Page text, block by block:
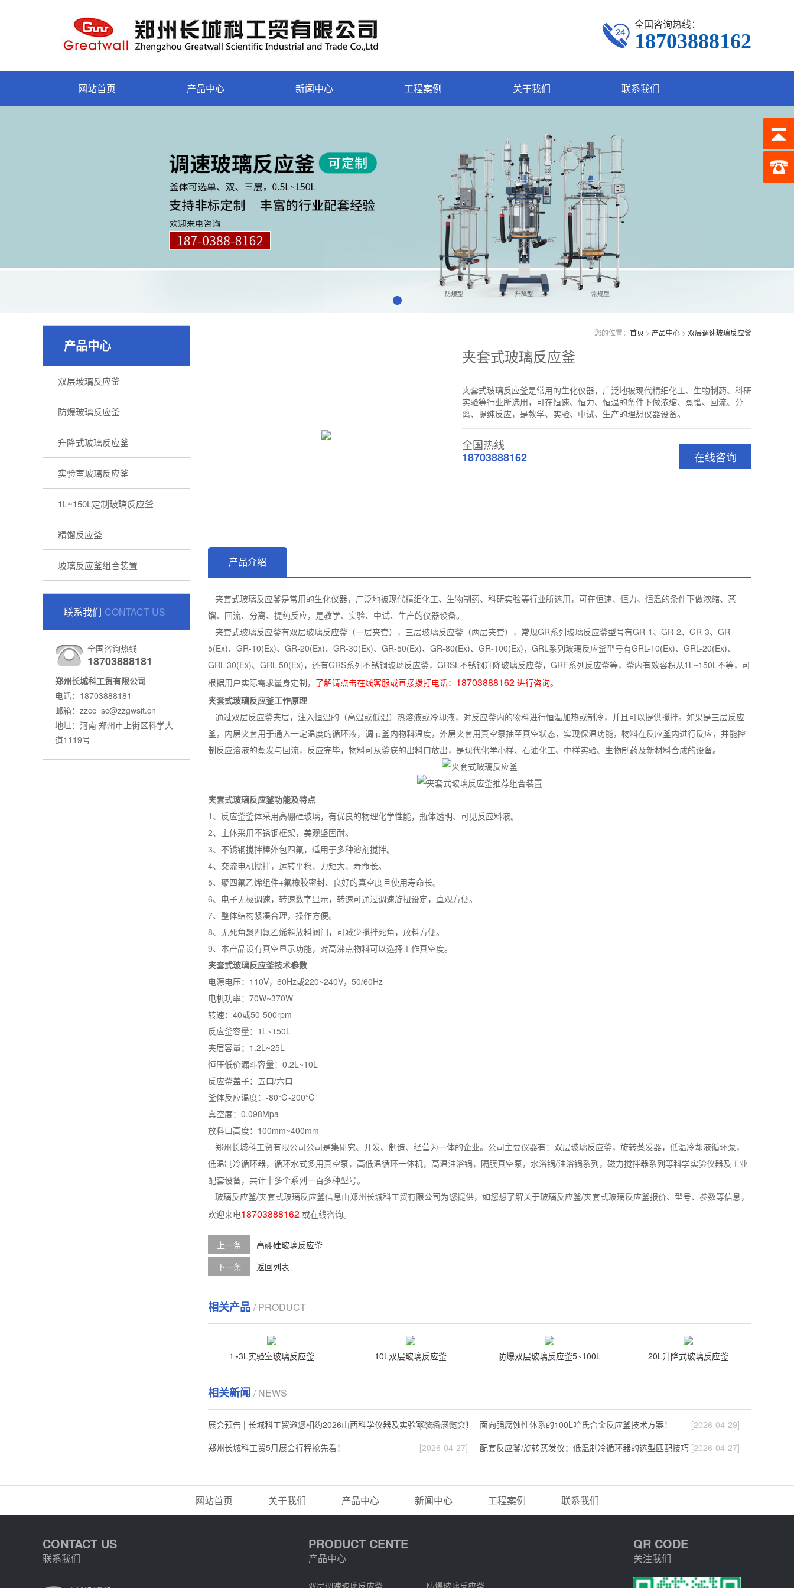
全国咨询热线：
18703888162
网站首页 产品中心 新闻中心 工程案例 关于我们 联系我们
产品中心
双层玻璃反应釜
防爆玻璃反应釜
升降式玻璃反应釜
实验室玻璃反应釜
1L~150L定制玻璃反应釜
精馏反应釜
玻璃反应釜组合装置
联系我们 CONTACT US
全国咨询热线
18703888181
郑州长城科工贸有限公司
电话：18703888181
邮箱：zzcc_sc@zzgwsit.cn
地址：河南 郑州市上街区科学大
道1119号
您的位置：首页>产品中心>双层调速玻璃反应釜
夹套式玻璃反应釜
夹套式玻璃反应釜是常用的生化仪器，广泛地被现代精细化工、生物制药、科研
实验等行业所选用，可在恒速、恒力、恒温的条件下做浓缩、蒸馏、回流、分
离、提纯反应，是教学、实验、中试、生产的理想仪器设备。
在线咨询
全国热线
18703888162
产品介绍
夹套式玻璃反应釜是常用的生化仪器，广泛地被现代精细化工、生物制药、科研实验等行业所选用，可在恒速、恒力、恒温的条件下做浓缩、蒸
馏、回流、分离、提纯反应，是教学、实验、中试、生产的仪器设备。
夹套式玻璃反应釜有双层玻璃反应釜（一层夹套），三层玻璃反应釜（两层夹套），常规GR系列玻璃反应釜型号有GR-1、GR-2、GR-3、GR-
5(Ex)、GR-10(Ex)、GR-20(Ex)、GR-30(Ex)、GR-50(Ex)、GR-80(Ex)、GR-100(Ex)，GRL系列玻璃反应釜型号有GRL-10(Ex)、GRL-20(Ex)、
GRL-30(Ex)、GRL-50(Ex)，还有GRS系列不锈钢玻璃反应釜，GRSL不锈钢升降玻璃反应釜，GRF系列反应釜等，釜内有效容积从1L~150L不等，可
根据用户实际需求量身定制， 了解请点击在线客服或直接拨打电话： 18703888162 进行咨询。
夹套式玻璃反应釜工作原理
通过双层反应釜夹层，注入恒温的（高温或低温）热溶液或冷却液，对反应釜内的物料进行恒温加热或制冷，并且可以提供搅拌。如果是三层反应
釜，内层夹套用于通入一定温度的循环液，调节釜内物料温度，外层夹套用真空泵抽至真空状态，实现保温功能，物料在反应釜内进行反应，并能控
制反应溶液的蒸发与回流，反应完毕，物料可从釜底的出料口放出，是现代化学小样、石油化工、中样实验、生物制药及新材料合成的设备。
夹套式玻璃反应釜功能及特点
1、反应釜釜体采用高硼硅玻璃，有优良的物理化学性能，瓶体透明、可见反应料液。
2、主体采用不锈钢框架，美观坚固耐。
3、不锈钢搅拌棒外包四氟，适用于多种溶剂搅拌。
4、交流电机搅拌，运转平稳、力矩大、寿命长。
5、聚四氟乙烯组件+氟橡胶密封、良好的真空度且使用寿命长。
6、电子无极调速，转速数字显示，转速可通过调速旋扭设定，直观方便。
7、整体结构紧凑合理，操作方便。
8、无死角聚四氟乙烯斜放料阀门，可减少搅拌死角，放料方便。
9、本产品设有真空显示功能，对高沸点物料可以选择工作真空度。
夹套式玻璃反应釜技术参数
电源电压：110V，60Hz或220~240V，50/60Hz
电机功率：70W~370W
转速：40或50-500rpm
反应釜容量：1L~150L
夹层容量：1.2L~25L
恒压低价漏斗容量：0.2L~10L
反应釜盖子：五口/六口
釜体反应温度：-80℃-200℃
真空度：0.098Mpa
放料口高度：100mm~400mm
郑州长城科工贸有限公司公司是集研究、开发、制造、经营为一体的企业。公司主要仪器有：双层玻璃反应釜，旋转蒸发器，低温冷却液循环泵，
低温制冷循环器，循环水式多用真空泵，高低温循环一体机，高温油浴锅，隔膜真空泵，水浴锅/油浴锅系列，磁力搅拌器系列等科学实验仪器及工业
配套设备，共计十多个系列一百多种型号。
玻璃反应釜/夹套式玻璃反应釜信息由郑州长城科工贸有限公司为您提供，如您想了解关于玻璃反应釜/夹套式玻璃反应釜报价、型号、参数等信息，
欢迎来电18703888162 或在线咨询。
上一条
高硼硅玻璃反应釜
下一条
返回列表
相关产品 / PRODUCT
1~3L实验室玻璃反应釜 10L双层玻璃反应釜 防爆双层玻璃反应釜5~100L 20L升降式玻璃反应釜
相关新闻 / NEWS
展会预告 | 长城科工贸邀您相约2026山西科学仪器及实验室装备展览会！
[2026-05-07] 面向强腐蚀性体系的100L哈氏合金反应釜技术方案！
[2026-04-29]
郑州长城科工贸5月展会行程抢先看！
[2026-04-27] 配套反应釜/旋转蒸发仪：低温制冷循环器的选型匹配技巧 [2026-04-27]
网站首页 关于我们 产品中心 新闻中心 工程案例 联系我们
CONTACT US
联系我们
PRODUCT CENTE
产品中心
双层调速玻璃反应釜 防爆玻璃反应釜
QR CODE
关注我们